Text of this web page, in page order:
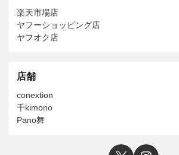
楽天市場店
ヤフーショッピング店
ヤフオク店
店舗
conextion
千kimono
Pano舞